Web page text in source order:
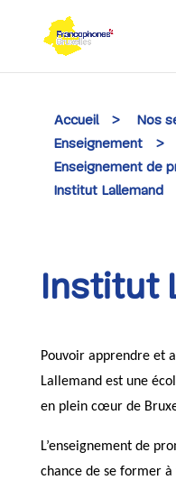
content
Accueil > Nos
Enseignement
>
Enseignement de
Institut Lallemand
Institut
Pouvoir apprendre et
Lallemand est une
en plein cœur de
L’enseignement de
chance de se former à